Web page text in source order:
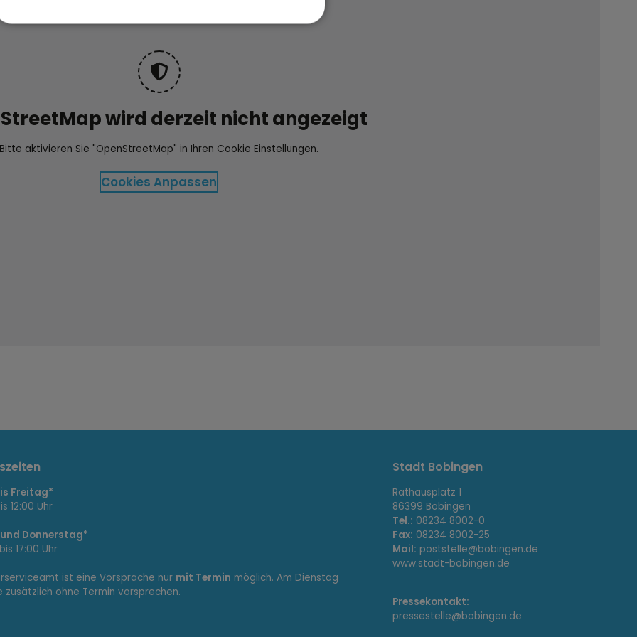
wird derzeit nicht angezeigt
Bitte aktivieren Sie "OpenStreetMap" in Ihren Cookie Einstellungen.
Cookies Anpassen
Freitag*
12:00 Uhr
Donnerstag*
17:00 Uhr
ist eine Vorsprache nur mit Termin möglich. Am Dienstag
zusätzlich ohne Termin vorsprechen.
Stadt Bobingen
Rathausplatz 1
86399 Bobingen
Tel.: 08234 8002-0
Fax: 08234 8002-25
Mail: poststelle@bobingen.de
www.stadt-bobingen.de
Pressekontakt:
pressestelle@bobingen.de